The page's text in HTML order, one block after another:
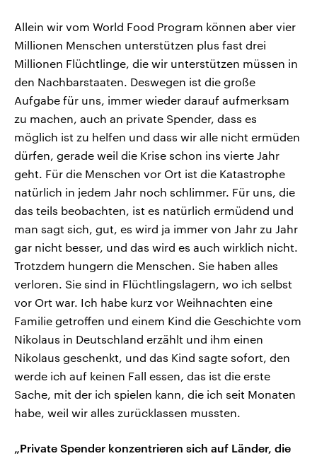
Allein wir vom World Food Program können aber vier
Millionen Menschen unterstützen plus fast drei
Millionen Flüchtlinge, die wir unterstützen müssen in
den Nachbarstaaten. Deswegen ist die große
Aufgabe für uns, immer wieder darauf aufmerksam
zu machen, auch an private Spender, dass es
möglich ist zu helfen und dass wir alle nicht ermüden
dürfen, gerade weil die Krise schon ins vierte Jahr
geht. Für die Menschen vor Ort ist die Katastrophe
natürlich in jedem Jahr noch schlimmer. Für uns, die
das teils beobachten, ist es natürlich ermüdend und
man sagt sich, gut, es wird ja immer von Jahr zu Jahr
gar nicht besser, und das wird es auch wirklich nicht.
Trotzdem hungern die Menschen. Sie haben alles
verloren. Sie sind in Flüchtlingslagern, wo ich selbst
vor Ort war. Ich habe kurz vor Weihnachten eine
Familie getroffen und einem Kind die Geschichte vom
Nikolaus in Deutschland erzählt und ihm einen
Nikolaus geschenkt, und das Kind sagte sofort, den
werde ich auf keinen Fall essen, das ist die erste
Sache, mit der ich spielen kann, die ich seit Monaten
habe, weil wir alles zurücklassen mussten.
„Private Spender konzentrieren sich auf Länder, die